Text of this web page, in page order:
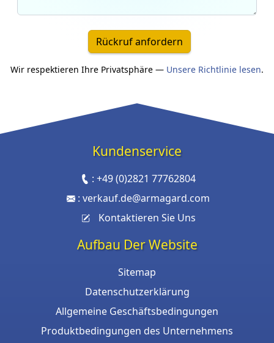
Rückruf anfordern
Wir respektieren Ihre Privatsphäre — Unsere Richtlinie lesen.
Kundenservice
: +49 (0)2821 77762804
:verkauf.de@armagard.com
Kontaktieren Sie Uns
Aufbau Der Website
Sitemap
Datenschutzerklärung
Allgemeine Geschäftsbedingungen
Produktbedingungen des Unternehmens